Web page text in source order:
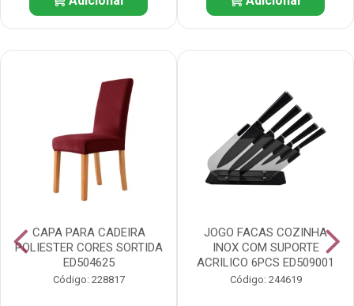
CAPA PARA CADEIRA
POLIESTER CORES SORTIDA
ED504625
Código: 228817
JOGO FACAS COZINHA
INOX COM SUPORTE
ACRILICO 6PCS ED509001
Código: 244619